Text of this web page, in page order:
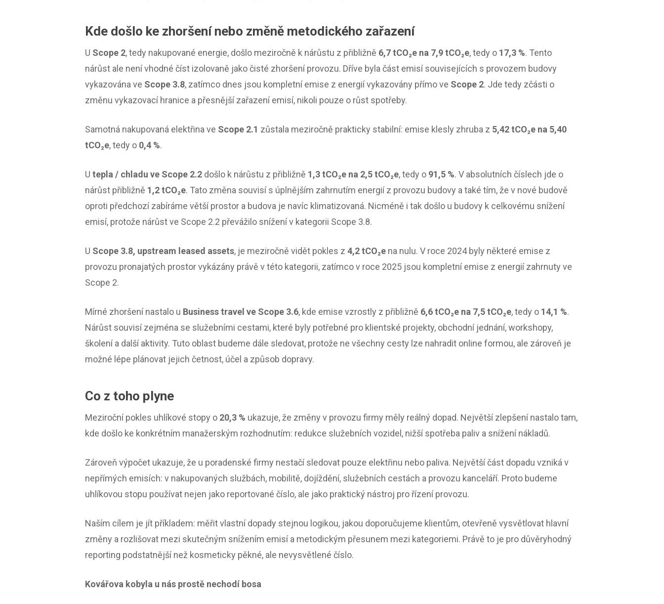
Kde došlo ke zhoršení nebo změně metodického zařazení
U Scope 2, tedy nakupované energie, došlo meziročně k nárůstu z přibližně 6,7 tCO₂e na 7,9 tCO₂e, tedy o 17,3 %. Tento
nárůst ale není vhodné číst izolovaně jako čisté zhoršení provozu. Dříve byla část emisí souvisejících s provozem budovy
vykazována ve Scope 3.8, zatímco dnes jsou kompletní emise z energií vykazovány přímo ve Scope 2. Jde tedy zčásti o
změnu vykazovací hranice a přesnější zařazení emisí, nikoli pouze o růst spotřeby.
Samotná nakupovaná elektřina ve Scope 2.1 zůstala meziročně prakticky stabilní: emise klesly zhruba z 5,42 tCO₂e na 5,40
tCO₂e, tedy o 0,4 %.
Utepla / chladu ve Scope 2.2 došlo k nárůstu z přibližně 1,3 tCO₂e na 2,5 tCO₂e, tedy o 91,5 %. V absolutních číslech jde o
nárůst přibližně 1,2 tCO₂e. Tato změna souvisí s úplnějším zahrnutím energií z provozu budovy a také tím, že v nové budově
oproti předchozí zabíráme větší prostor a budova je navíc klimatizovaná. Nicméně i tak došlo u budovy k celkovému snížení
emisí, protože nárůst ve Scope 2.2 převážilo snížení v kategorii Scope 3.8.
U Scope 3.8, upstream leased assets, je meziročně vidět pokles z4,2 tCO₂e na nulu. V roce 2024 byly některé emise z
provozu pronajatých prostor vykázány právě v této kategorii, zatímco v roce 2025 jsou kompletní emise z energií zahrnuty ve
Scope 2.
Mírné zhoršení nastalo u Business travel ve Scope 3.6, kde emise vzrostly z přibližně 6,6 tCO₂e na 7,5 tCO₂e, tedy o 14,1 %.
Nárůst souvisí zejména se služebními cestami, které byly potřebné pro klientské projekty, obchodní jednání, workshopy,
školení a další aktivity. Tuto oblast budeme dále sledovat, protože ne všechny cesty lze nahradit online formou, ale zároveň je
možné lépe plánovat jejich četnost, účel a způsob dopravy.
Co z toho plyne
Meziroční pokles uhlíkové stopy o 20,3 % ukazuje, že změny v provozu firmy měly reálný dopad. Největší zlepšení nastalo tam,
kde došlo ke konkrétním manažerským rozhodnutím: redukce služebních vozidel, nižší spotřeba paliv a snížení nákladů.
Zároveň výpočet ukazuje, že u poradenské firmy nestačí sledovat pouze elektřinu nebo paliva. Největší část dopadu vzniká v
nepřímých emisích: v nakupovaných službách, mobilitě, dojíždění, služebních cestách a provozu kanceláří. Proto budeme
uhlíkovou stopu používat nejen jako reportované číslo, ale jako praktický nástroj pro řízení provozu.
Naším cílem je jít příkladem: měřit vlastní dopady stejnou logikou, jakou doporučujeme klientům, otevřeně vysvětlovat hlavní
změny a rozlišovat mezi skutečným snížením emisí a metodickým přesunem mezi kategoriemi. Právě to je pro důvěryhodný
reporting podstatnější než kosmeticky pěkné, ale nevysvětlené číslo.
Kovářova kobyla u nás prostě nechodí bosa